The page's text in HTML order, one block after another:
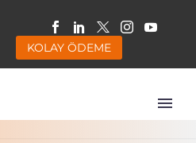
KOLAY ÖDEME